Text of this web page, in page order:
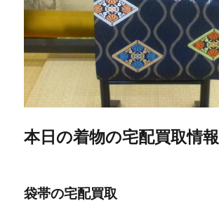
本日の着物の宅配買取情報
袋帯の宅配買取